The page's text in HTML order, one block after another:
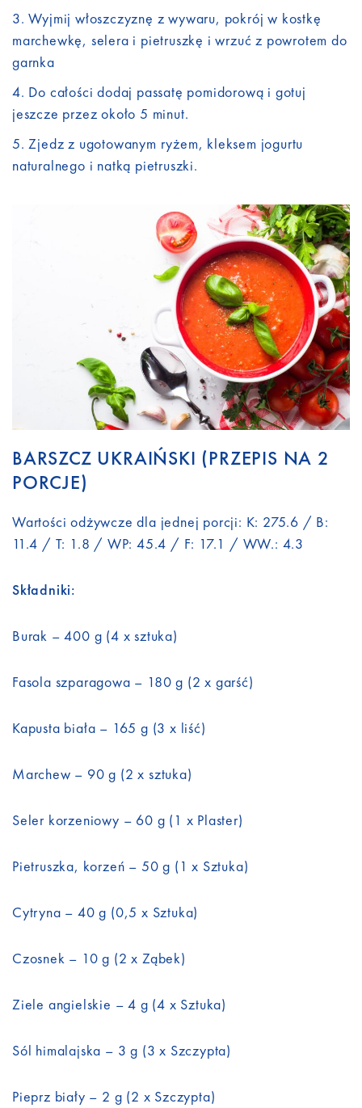
Wyjmij włoszczyznę z wywaru, pokrój w kostkę
marchewkę, selera i pietruszkę i wrzuć z powrotem do
garnka
Do całości dodaj passatę pomidorową i gotuj
jeszcze przez około 5 minut.
Zjedz z ugotowanym ryżem, kleksem jogurtu
naturalnego i natką pietruszki.
BARSZCZ UKRAIŃSKI (PRZEPIS NA 2
PORCJE)
Wartości odżywcze dla jednej porcji: K: 275.6 / B:
11.4 / T: 1.8 / WP: 45.4 / F: 17.1 / WW.: 4.3
Składniki:
Burak – 400 g (4 x sztuka)
Fasola szparagowa – 180 g (2 x garść)
Kapusta biała – 165 g (3 x liść)
Marchew – 90 g (2 x sztuka)
Seler korzeniowy – 60 g (1 x Plaster)
Pietruszka, korzeń – 50 g (1 x Sztuka)
Cytryna – 40 g (0,5 x Sztuka)
Czosnek – 10 g (2 x Ząbek)
Ziele angielskie – 4 g (4 x Sztuka)
Sól himalajska – 3 g (3 x Szczypta)
Pieprz biały – 2 g (2 x Szczypta)